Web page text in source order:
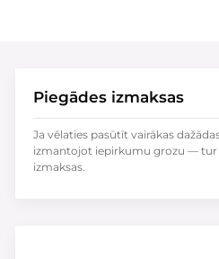
Piegādes izmaksas
Ja vēlaties pasūtīt vairākas
izmantojot iepirkumu grozu — tur
izmaksas.